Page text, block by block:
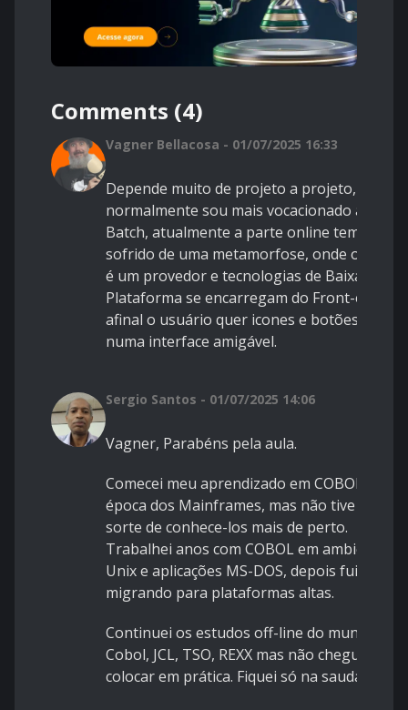
Comments (4)
Vagner Bellacosa - 01/07/2025 16:33
Depende muito de projeto a projeto, mas
normalmente sou mais vocacionado a
Batch, atualmente a parte online tem
sofrido de uma metamorfose, onde o CICS
é um provedor e tecnologias de Baixa
Plataforma se encarregam do Front-end,
afinal o usuário quer icones e botões
numa interface amigável.
Sergio Santos - 01/07/2025 14:06
Vagner, Parabéns pela aula.
Comecei meu aprendizado em COBOL na
época dos Mainframes, mas não tive a
sorte de conhece-los mais de perto.
Trabalhei anos com COBOL em ambiente
Unix e aplicações MS-DOS, depois fui
migrando para plataformas altas.
Continuei os estudos off-line do mundo
Cobol, JCL, TSO, REXX mas não cheguei a
colocar em prática. Fiquei só na saudade.